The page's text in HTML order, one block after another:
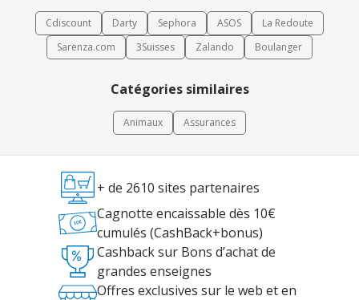
Cdiscount Darty Sephora ASOS
La Redoute
Sarenza.com
3Suisses Zalando Boulanger
Catégories similaires
Animaux Assurances
+ de 2610 sites partenaires
Cagnotte encaissable dès 10€
cumulés (CashBack+bonus)
Cashback sur Bons d’achat de
grandes enseignes
Offres exclusives sur le web et en